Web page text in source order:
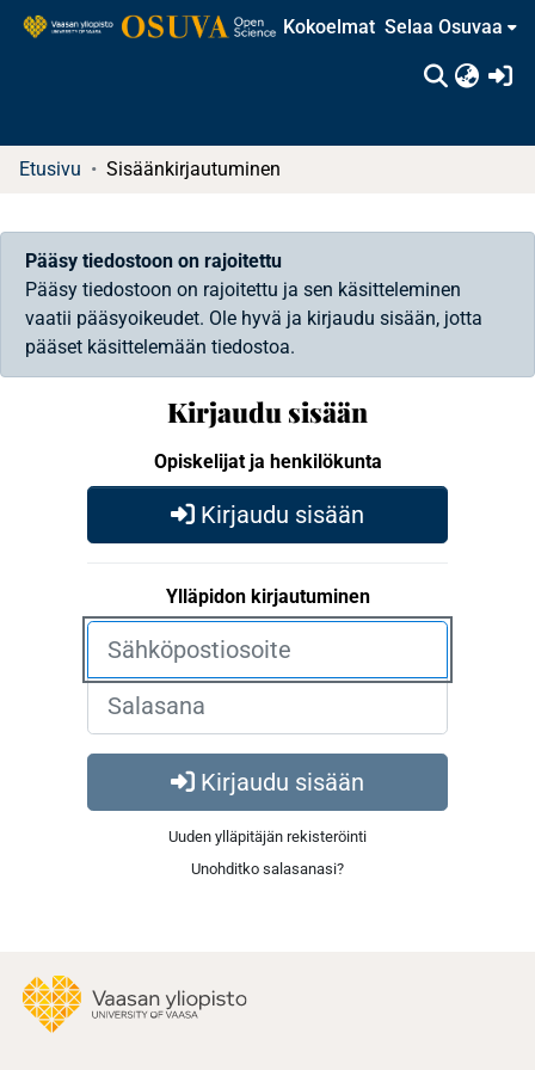
Kokoelmat Selaa Osuvaa
Etusivu Sisäänkirjautuminen
Pääsy tiedostoon on rajoitettu
Pääsy tiedostoon on rajoitettu ja sen käsitteleminen
vaatii pääsyoikeudet. Ole hyvä ja kirjaudu sisään, jotta
pääset käsittelemään tiedostoa.
Kirjaudu sisään
Opiskelijat ja henkilökunta
Kirjaudu sisään
Ylläpidon kirjautuminen
Kirjaudu sisään
Uuden ylläpitäjän rekisteröinti
Unohditko salasanasi?